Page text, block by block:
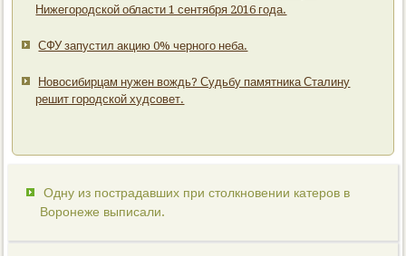
Нижегородской области 1 сентября 2016 года.
СФУ запустил акцию 0% черного неба.
Новосибирцам нужен вождь? Судьбу памятника Сталину
решит городской худсовет.
Одну из пострадавших при столкновении катеров в
Воронеже выписали.